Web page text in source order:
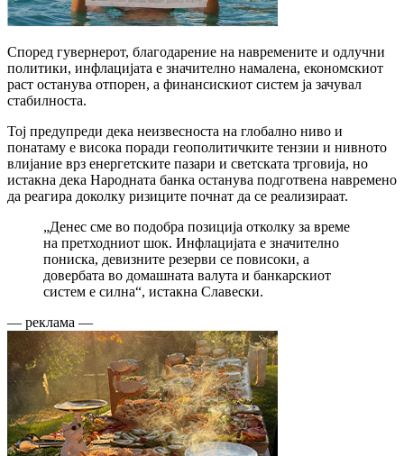
Според гувернерот, благодарение на навремените и одлучни
политики, инфлацијата е значително намалена, економскиот
раст останува отпорен, а финансискиот систем ја зачувал
стабилноста.
Тој предупреди дека неизвесноста на глобално ниво и
понатаму е висока поради геополитичките тензии и нивното
влијание врз енергетските пазари и светската трговија, но
истакна дека Народната банка останува подготвена навремено
да реагира доколку ризиците почнат да се реализираат.
„Денес сме во подобра позиција отколку за време
на претходниот шок. Инфлацијата е значително
пониска, девизните резерви се повисоки, а
довербата во домашната валута и банкарскиот
систем е силна“, истакна Славески.
— реклама —